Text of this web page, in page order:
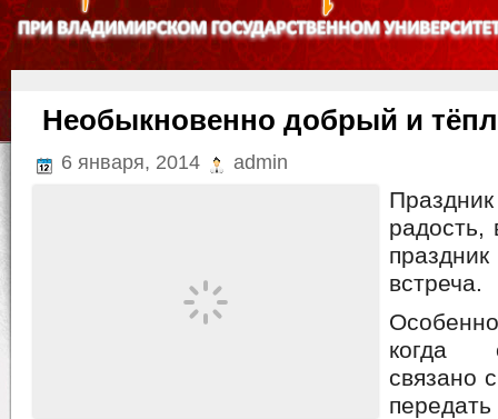
Необыкновенно добрый и
6 января, 2014 admin
радость,
встреча.
когда
связано